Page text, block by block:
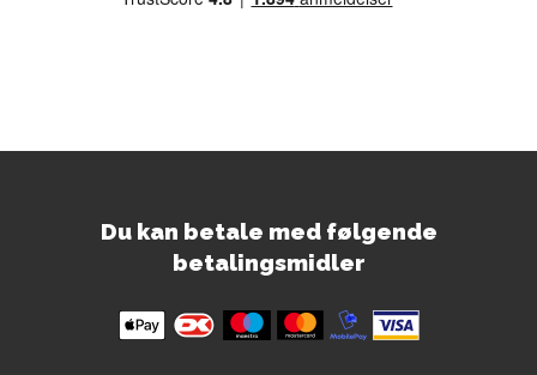
Du kan betale med følgende
betalingsmidler